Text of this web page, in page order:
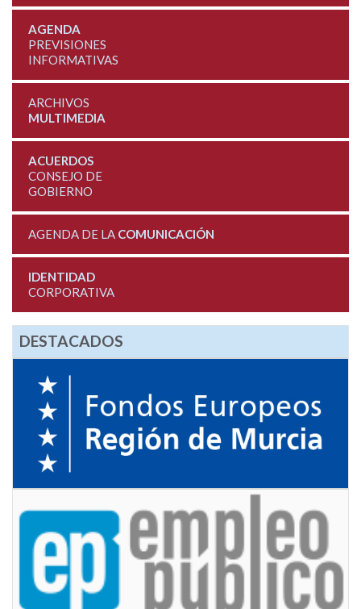
AGENDA
PREVISIONES
INFORMATIVAS
ARCHIVOS
MULTIMEDIA
ACUERDOS
CONSEJO DE
GOBIERNO
AGENDA DE LA COMUNICACIÓN
IDENTIDAD
CORPORATIVA
DESTACADOS